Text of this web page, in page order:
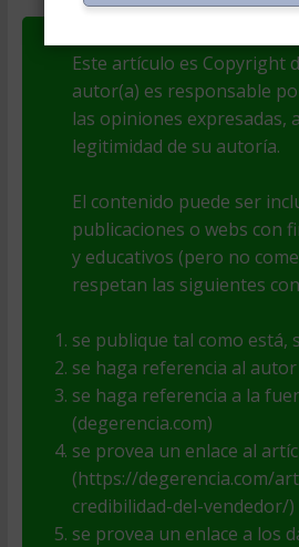
Este artículo es Copyright
autor(a) es responsable
las opiniones expresadas,
legitimidad de su autoría.
El contenido puede ser
publicaciones o webs con
y educativos (pero no
respetan las siguientes
se publique tal como está,
se haga referencia al
se haga referencia a la
(degerencia.com)
se provea un enlace al
(https://degerencia.com/
credibilidad-del-vendedor/)
se provea un enlace a los